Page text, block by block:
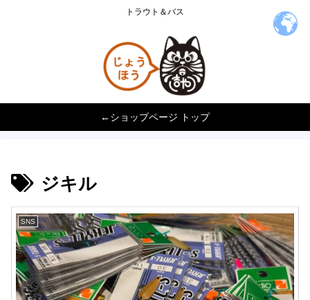
トラウト＆バス
←ショップページ トップ
ジキル
SNS